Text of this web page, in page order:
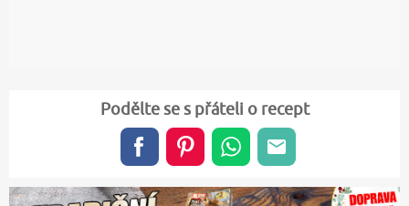
Podělte se s přáteli o recept